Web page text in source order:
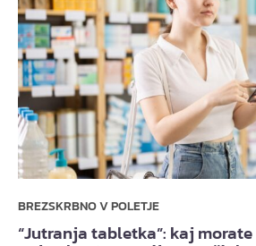
BREZSKRBNO V POLETJE
“Jutranja tabletka”: kaj